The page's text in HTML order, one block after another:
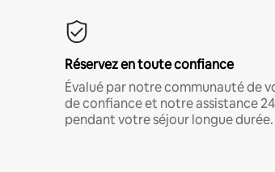
Réservez en toute confiance
Évalué par notre communauté de
de confiance et notre assistance
pendant votre séjour longue durée.